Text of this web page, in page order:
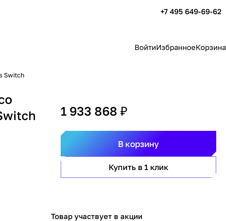
+7 495 649-69-62
ВойтиИзбранноеКорзина
Switch
1 933 868 ₽
В корзину
Купить в 1 клик
Товар участвует в акции